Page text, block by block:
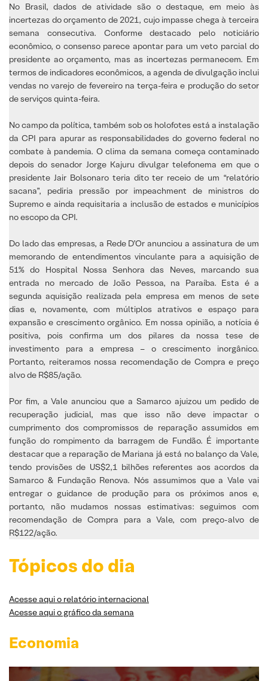
No Brasil, dados de atividade são o destaque, em meio às
incertezas do orçamento de 2021, cujo impasse chega à terceira
semana consecutiva. Conforme destacado pelo noticiário
econômico, o consenso parece apontar para um veto parcial do
presidente ao orçamento, mas as incertezas permanecem. Em
termos de indicadores econômicos, a agenda de divulgação inclui
vendas no varejo de fevereiro na terça-feira e produção do setor
de serviços quinta-feira.
No campo da política, também sob os holofotes está a instalação
da CPI para apurar as responsabilidades do governo federal no
combate à pandemia. O clima da semana começa contaminado
depois do senador Jorge Kajuru divulgar telefonema em que o
presidente Jair Bolsonaro teria dito ter receio de um “relatório
sacana”, pediria pressão por impeachment de ministros do
Supremo e ainda requisitaria a inclusão de estados e municípios
no escopo da CPI.
Do lado das empresas, a Rede D’Or anunciou a assinatura de um
memorando de entendimentos vinculante para a aquisição de
51% do Hospital Nossa Senhora das Neves, marcando sua
entrada no mercado de João Pessoa, na Paraíba. Esta é a
segunda aquisição realizada pela empresa em menos de sete
dias e, novamente, com múltiplos atrativos e espaço para
expansão e crescimento orgânico. Em nossa opinião, a notícia é
positiva, pois confirma um dos pilares da nossa tese de
investimento para a empresa – o crescimento inorgânico.
Portanto, reiteramos nossa recomendação de Compra e preço
alvo de R$85/ação.
Por fim, a Vale anunciou que a Samarco ajuizou um pedido de
recuperação judicial, mas que isso não deve impactar o
cumprimento dos compromissos de reparação assumidos em
função do rompimento da barragem de Fundão. É importante
destacar que a reparação de Mariana já está no balanço da Vale,
tendo provisões de US$2,1 bilhões referentes aos acordos da
Samarco & Fundação Renova. Nós assumimos que a Vale vai
entregar o guidance de produção para os próximos anos e,
portanto, não mudamos nossas estimativas: seguimos com
recomendação de Compra para a Vale, com preço-alvo de
R$122/ação.
Tópicos do dia
Acesse aqui o relatório internacional
Acesse aqui o gráfico da semana
Economia